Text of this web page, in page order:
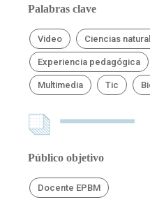
Palabras clave
Video Ciencias
Experiencia pedagógica
Multimedia Tic
Público objetivo
Docente EPBM